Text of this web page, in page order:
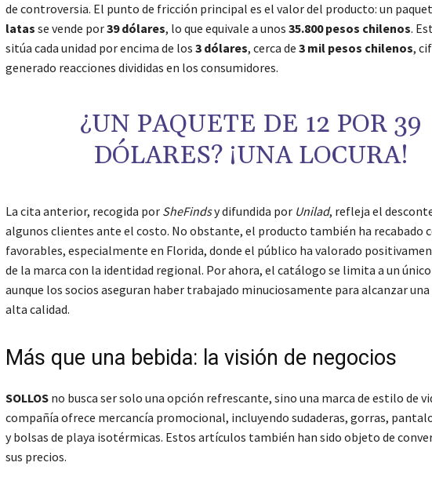
de controversia. El punto de fricción principal es el valor del producto: un
latas se vende por39 dólares, lo que equivale a unos 35.800 pesos chilenos.
sitúa cada unidad por encima de los 3 dólares, cerca de 3 mil pesos chilenos,
generado reacciones divididas en los consumidores.
¿UN PAQUETE DE 12 POR 39
DÓLARES? ¡UNA LOCURA!
La cita anterior, recogida por SheFindsy difundida por Unilad, refleja el
algunos clientes ante el costo. No obstante, el producto también ha recabado
favorables, especialmente en Florida, donde el público ha valorado
de la marca con la identidad regional. Por ahora, el catálogo se limita a un
aunque los socios aseguran haber trabajado minuciosamente para alcanzar una
alta calidad.
Más que una bebida: la visión de negocios
SOLLOSno busca ser solo una opción refrescante, sino una marca de estilo de
compañía ofrece mercancía promocional, incluyendo sudaderas, gorras,
y bolsas de playa isotérmicas. Estos artículos también han sido objeto de
sus precios.